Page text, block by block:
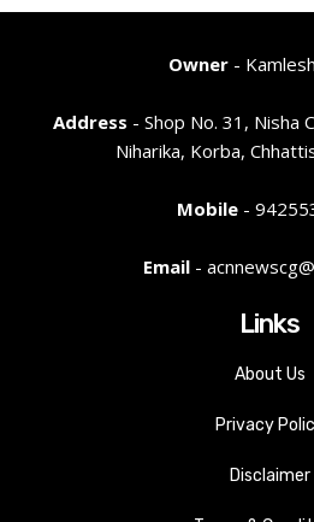
Owner-
Address - Shop No. 31, Nisha
Niharika, Korba,
Mobile-
Email-
Links
About Us
Privacy
Disclaimer